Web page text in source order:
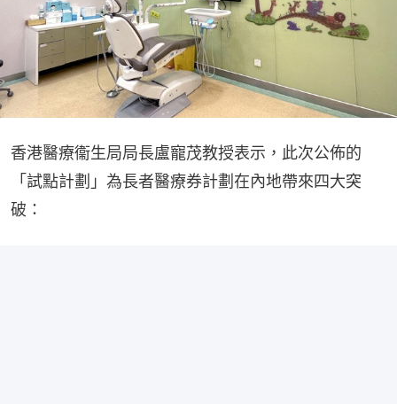
香港醫療衞生局局長盧寵茂教授表示，此次公佈的
「試點計劃」為長者醫療券計劃在內地帶來四大突
破：